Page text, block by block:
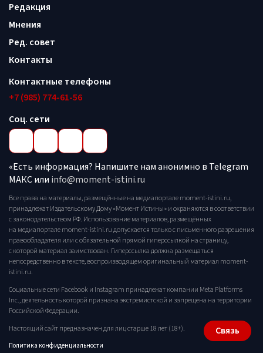
Редакция
Мнения
Ред. совет
Контакты
Контактные телефоны
+7 (985) 774-61-56
Соц. сети
«Есть информация? Напишите нам анонимно в Telegram
МАКС или info@moment-istini.ru
Все права на материалы, размещённые на медиапортале moment-istini.ru,
принадлежат Издательскому Дому «Момент Истины» и охраняются в соответствии
с законодательством РФ. Использование материалов, размещённых
на медиапортале moment-istini.ru допускается только с письменного разрешения
правообладателя или с обязательной прямой гиперссылкой на страницу,
с которой материал заимствован. Гиперссылка должна размещаться
непосредственно в тексте, воспроизводящем оригинальный материал moment-
istini.ru.
Социальные сети Facebook и Instagram принадлежат компании Meta Platforms
Inc., деятельность которой признана экстремистской и запрещена на территории
Российской Федерации.
Настоящий сайт предназначен для лиц старше 18 лет (18+).
Политика конфиденциальности
Связь